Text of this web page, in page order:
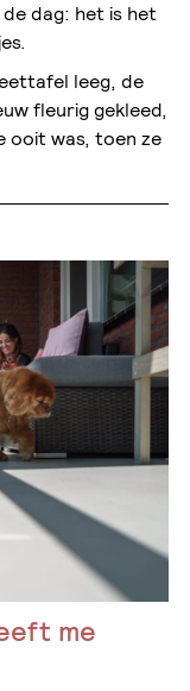
dag: het is het
leeg, de
fleurig gekleed,
ooit was, toen ze
me